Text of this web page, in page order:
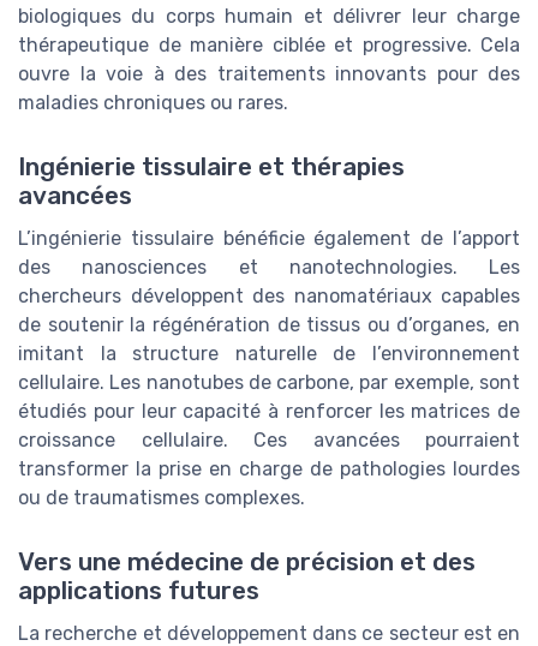
biologiques du corps humain et délivrer leur charge
thérapeutique de manière ciblée et progressive. Cela
ouvre la voie à des traitements innovants pour des
maladies chroniques ou rares.
Ingénierie tissulaire et thérapies
avancées
L’ingénierie tissulaire bénéficie également de l’apport
des nanosciences et nanotechnologies. Les
chercheurs développent des nanomatériaux capables
de soutenir la régénération de tissus ou d’organes, en
imitant la structure naturelle de l’environnement
cellulaire. Les nanotubes de carbone, par exemple, sont
étudiés pour leur capacité à renforcer les matrices de
croissance cellulaire. Ces avancées pourraient
transformer la prise en charge de pathologies lourdes
ou de traumatismes complexes.
Vers une médecine de précision et des
applications futures
La recherche et développement dans ce secteur est en